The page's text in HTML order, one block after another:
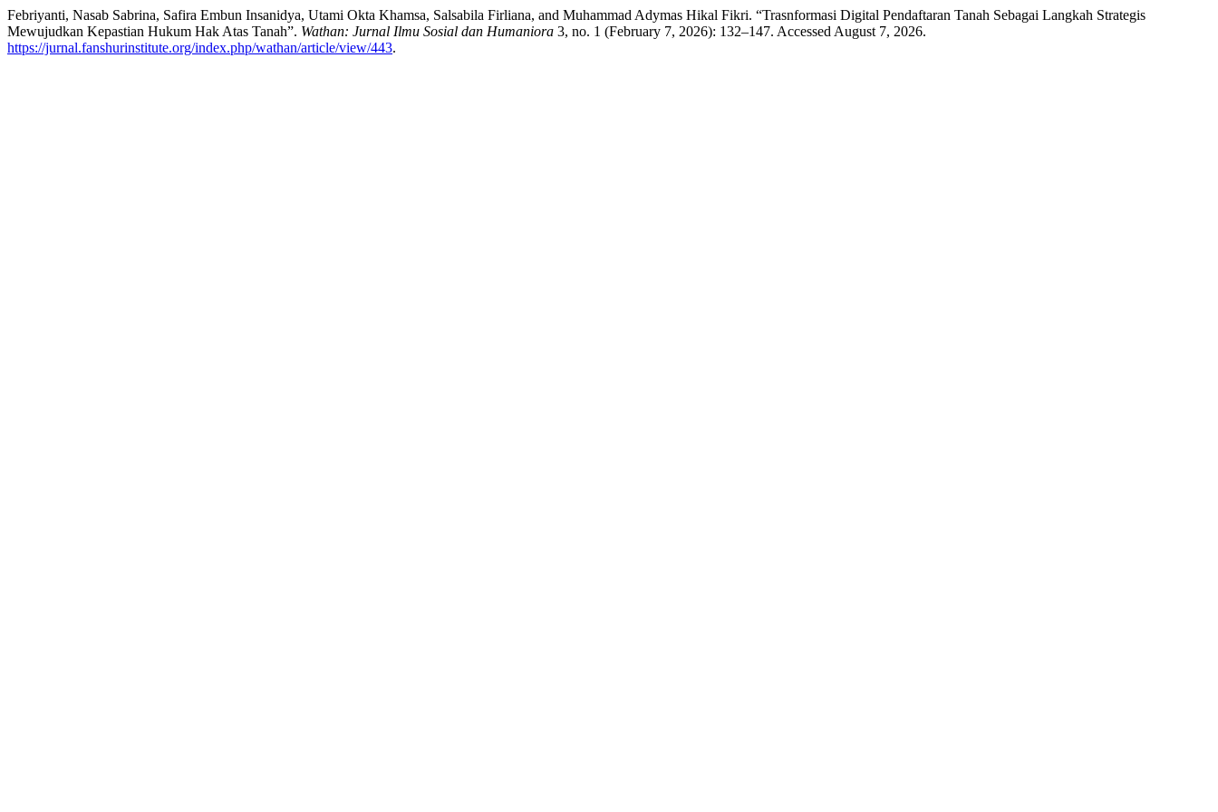
Febriyanti, Nasab Sabrina, Safira Embun Insanidya, Utami Okta Khamsa, Salsabila Firliana, and Muhammad Adymas Hikal Fikri. “Trasnformasi Digital Pendaftaran Tanah Sebagai Langkah Strategis
Mewujudkan Kepastian Hukum Hak Atas Tanah”. Wathan: Jurnal Ilmu Sosial dan Humaniora 3, no. 1 (February 7, 2026): 132–147. Accessed August 7, 2026.
https://jurnal.fanshurinstitute.org/index.php/wathan/article/view/443.